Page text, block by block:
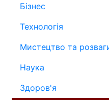
Бізнес
Технологія
Мистецтво та
Наука
Здоров'я